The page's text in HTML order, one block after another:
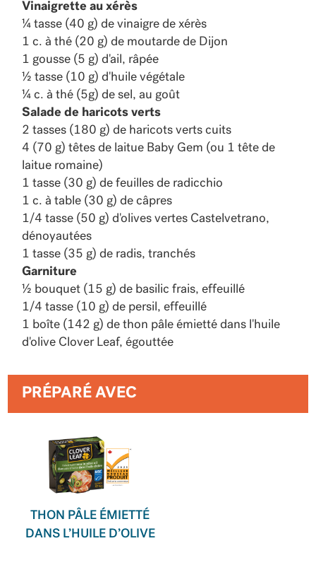
Vinaigrette au xérès
¼ tasse (40 g) de vinaigre de xérès
1 c. à thé (20 g) de moutarde de Dijon
1 gousse (5 g) d'ail, râpée
½ tasse (10 g) d'huile végétale
¼ c. à thé (5g) de sel, au goût
Salade de haricots verts
2 tasses (180 g) de haricots verts cuits
4 (70 g) têtes de laitue Baby Gem (ou 1 tête de
laitue romaine)
1 tasse (30 g) de feuilles de radicchio
1 c. à table (30 g) de câpres
1/4 tasse (50 g) d'olives vertes Castelvetrano,
dénoyautées
1 tasse (35 g) de radis, tranchés
Garniture
½ bouquet (15 g) de basilic frais, effeuillé
1/4 tasse (10 g) de persil, effeuillé
1 boîte (142 g) de thon pâle émietté dans l'huile
d'olive Clover Leaf, égouttée
PRÉPARÉ AVEC
THON PÂLE ÉMIETTÉ
DANS L’HUILE D’OLIVE